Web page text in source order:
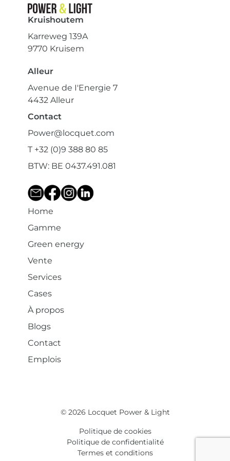
Kruishoutem
Karreweg 139A
9770 Kruisem
Alleur
Avenue de I'Energie 7
4432 Alleur
Contact
Power@locquet.com
T +32 (0)9 388 80 85
BTW: BE 0437.491.081
Home
Gamme
Green energy
Vente
Services
Cases
À propos
Blogs
Contact
Emplois
© 2026 Locquet Power & Light
Politique de cookies
Politique de confidentialité
Termes et conditions